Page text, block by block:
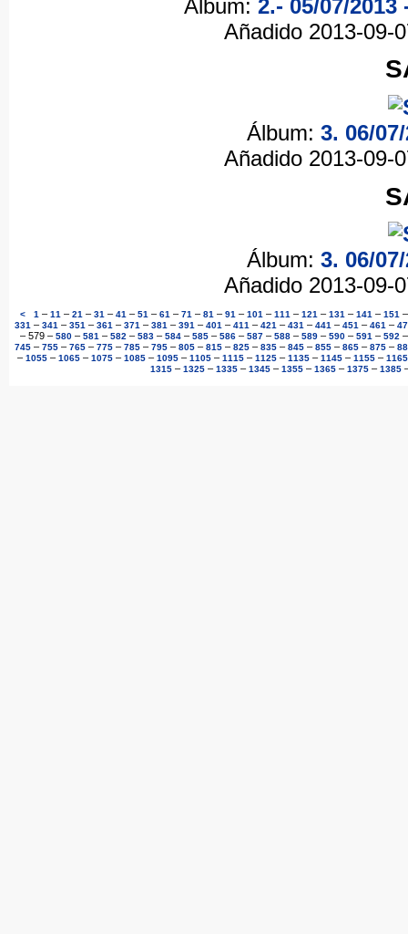
Álbum: 2.- 05/07/
Añadido 2013-09-
Álbum: 3. 06/
Añadido 2013-09-
Álbum: 3. 06/
Añadido 2013-09-
< 1 – 11 – 21 – 31 – 41 – 51 – 61 – 71 – 81 – 91 – 101 – 111 – 121 – 131 – 141 – 151
331 – 341 – 351 – 361 – 371 – 381 – 391 – 401 – 411 – 421 – 431 – 441 – 451 – 461 –
– 579 – 580 – 581 – 582 – 583 – 584 – 585 – 586 – 587 – 588 – 589 – 590 – 591 – 592
745 – 755 – 765 – 775 – 785 – 795 – 805 – 815 – 825 – 835 – 845 – 855 – 865 – 875 –
– 1055 – 1065 – 1075 – 1085 – 1095 – 1105 – 1115 – 1125 – 1135 – 1145 – 1155 – 1165
1315– 1325– 1335– 1345– 1355– 1365– 1375– 1385